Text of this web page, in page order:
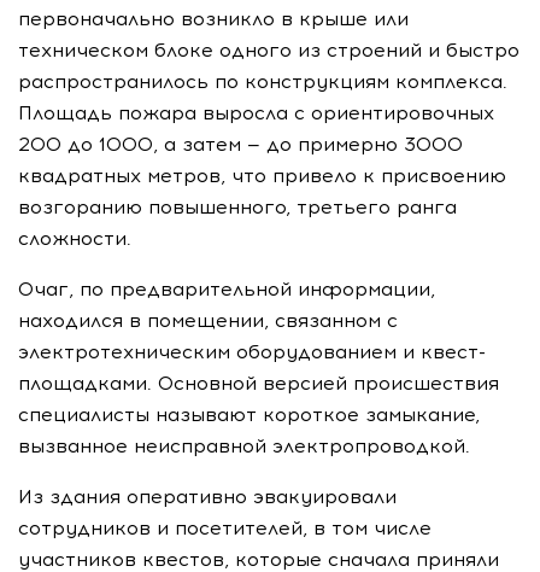
первоначально возникло в крыше или
техническом блоке одного из строений и быстро
распространилось по конструкциям комплекса.
Площадь пожара выросла с ориентировочных
200 до 1000, а затем — до примерно 3000
квадратных метров, что привело к присвоению
возгоранию повышенного, третьего ранга
сложности.
Очаг, по предварительной информации,
находился в помещении, связанном с
электротехническим оборудованием и квест-
площадками. Основной версией происшествия
специалисты называют короткое замыкание,
вызванное неисправной электропроводкой.
Из здания оперативно эвакуировали
сотрудников и посетителей, в том числе
участников квестов, которые сначала приняли